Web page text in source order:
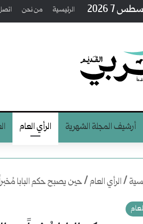
7 2026 الرئيسية من نحن
أرشيف المجلة الشهرية الرأي العام
/الرأي العام /حين يصبح حكم البابا